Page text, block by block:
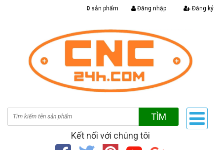
0 sản phẩm Đăng nhập Đăng ký
TÌM
Kết nối với chúng tôi